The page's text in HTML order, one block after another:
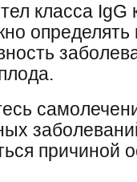
класса IgG
определять
причиной